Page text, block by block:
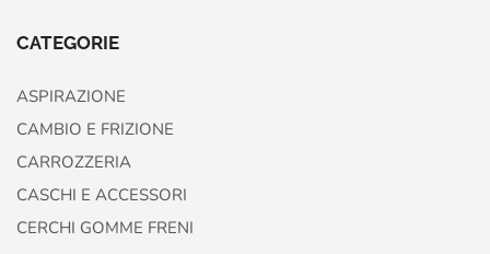
CATEGORIE
ASPIRAZIONE
CAMBIO E FRIZIONE
CARROZZERIA
CASCHI E ACCESSORI
CERCHI GOMME FRENI